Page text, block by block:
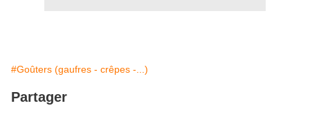
#Goûters (gaufres - crêpes -...)
Partager